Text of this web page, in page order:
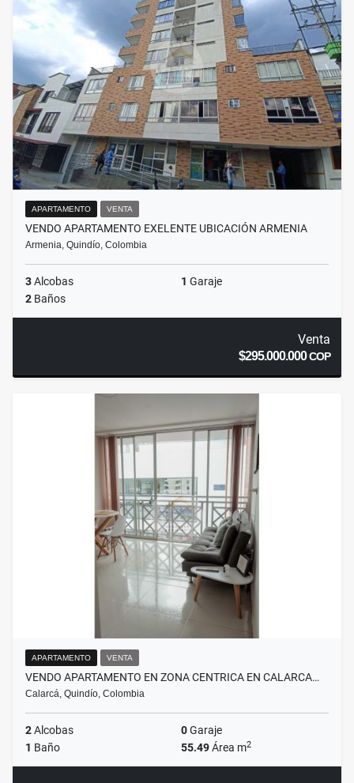
APARTAMENTO VENTA
VENDO APARTAMENTO EXELENTE UBICACIÓN ARMENIA
Armenia, Quindío, Colombia
3Alcobas 1 Garaje
2 Baños
Venta
$295.000.000COP
APARTAMENTO VENTA
VENDO APARTAMENTO EN ZONA CENTRICA EN CALARCA…
Calarcá, Quindío, Colombia
2Alcobas 0Garaje
1 Baño 55.49Área m2